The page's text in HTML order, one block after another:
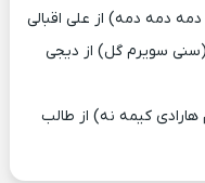
دمه دمه دمه) از علی اقبالی
سویرم گل) از دیجی
هارادی کیمه نه) از طالب